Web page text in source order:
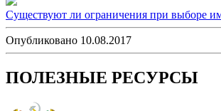
Существуют ли ограничения при выборе
Опубликовано 10.08.2017
ПОЛЕЗНЫЕ РЕСУРСЫ